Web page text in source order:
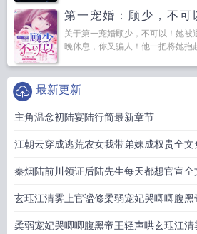
第一宠婚：顾少，不可
关于第一宠婚顾少，不可以！她被
晚休息，你又骗人！他一把将她抱
最新更新
主角温念初陆宴陆行简最新章节
江朝云穿成逃荒农女我带弟妹成权贵全文
秦烟陆前川领证后陆先生每天都想官宣全
玄珏江清雾上官谧修柔弱宠妃哭唧唧腹黑
柔弱宠妃哭唧唧腹黑帝王轻声哄玄珏江